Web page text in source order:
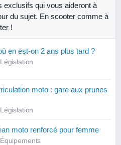
exclusifs qui vous aideront à
du sujet. En scooter comme à
!
en est-on 2 ans plus tard ?
Législation
moto : gare aux prunes
Législation
moto renforcé pour femme
Équipements